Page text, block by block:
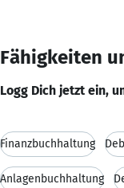
Fähigkeiten
Logg Dich jetzt ein,
Finanzbuchhaltung
Anlagenbuchhaltung